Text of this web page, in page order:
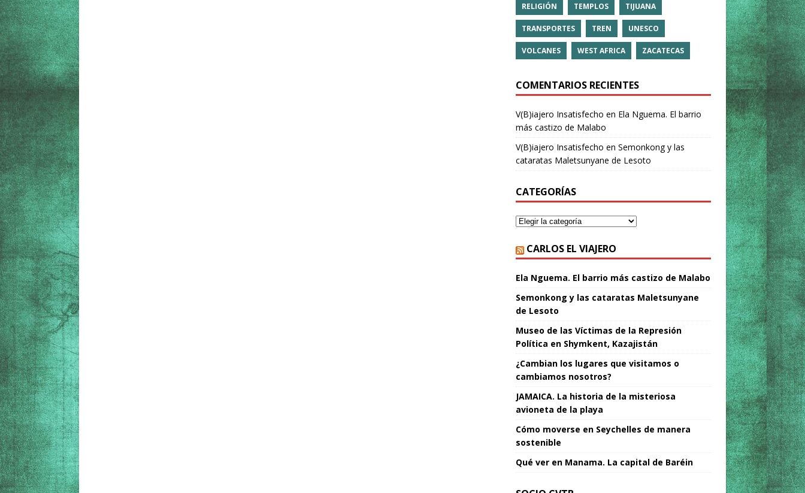
RELIGIÓN TEMPLOS TIJUANA
TRANSPORTES TREN UNESCO
VOLCANES WEST AFRICA ZACATECAS
COMENTARIOS RECIENTES
V(B)iajero Insatisfecho en Ela Nguema. El barrio
más castizo de Malabo
V(B)iajero Insatisfecho en Semonkong y las
cataratas Maletsunyane de Lesoto
CATEGORÍAS
CARLOS EL VIAJERO
Ela Nguema. El barrio más castizo de Malabo
Semonkong y las cataratas Maletsunyane
de Lesoto
Museo de las Víctimas de la Represión
Política en Shymkent, Kazajistán
¿Cambian los lugares que visitamos o
cambiamos nosotros?
JAMAICA. La historia de la misteriosa
avioneta de la playa
Cómo moverse en Seychelles de manera
sostenible
Qué ver en Manama. La capital de Baréin